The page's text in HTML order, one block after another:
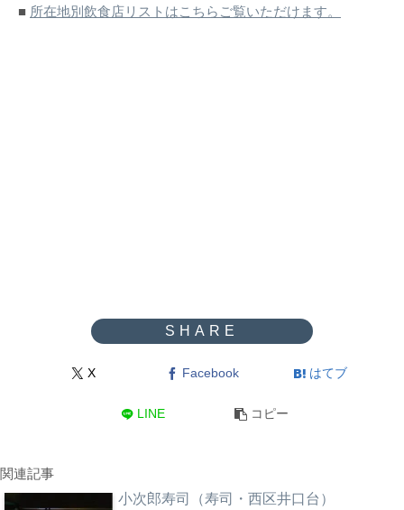
■ 所在地別飲食店リストはこちらご覧いただけます。
X Facebook はてブ
LINE コピー
関連記事
小次郎寿司（寿司・西区井口台）